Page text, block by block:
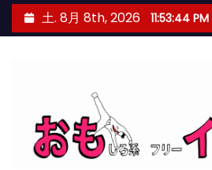
ン
土. 8月 8th, 2026 11:53:45 PM